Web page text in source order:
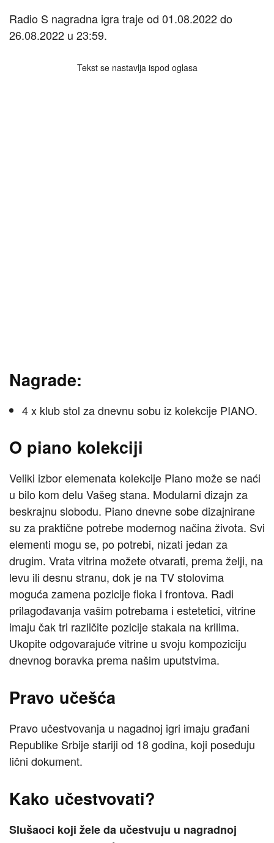
Radio S nagradna igra traje od 01.08.2022 do
26.08.2022 u 23:59.
Tekst se nastavlja ispod oglasa
Nagrade:
4 x klub stol za dnevnu sobu iz kolekcije PIANO.
O piano kolekciji
Veliki izbor elemenata kolekcije Piano može se naći
u bilo kom delu Vašeg stana. Modularni dizajn za
beskrajnu slobodu. Piano dnevne sobe dizajnirane
su za praktične potrebe modernog načina života. Svi
elementi mogu se, po potrebi, nizati jedan za
drugim. Vrata vitrina možete otvarati, prema želji, na
levu ili desnu stranu, dok je na TV stolovima
moguća zamena pozicije fioka i frontova. Radi
prilagođavanja vašim potrebama i estetetici, vitrine
imaju čak tri različite pozicije stakala na krilima.
Ukopite odgovarajuće vitrine u svoju kompoziciju
dnevnog boravka prema našim uputstvima.
Pravo učešća
Pravo učestvovanja u nagadnoj igri imaju građani
Republike Srbije stariji od 18 godina, koji poseduju
lični dokument.
Kako učestvovati?
Slušaoci koji žele da učestvuju u nagradnoj